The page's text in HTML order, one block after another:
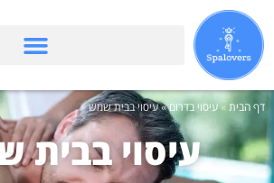
דף הבית»עיסוי בדרום»עיסוי בבית שמש
עיסוי בבית